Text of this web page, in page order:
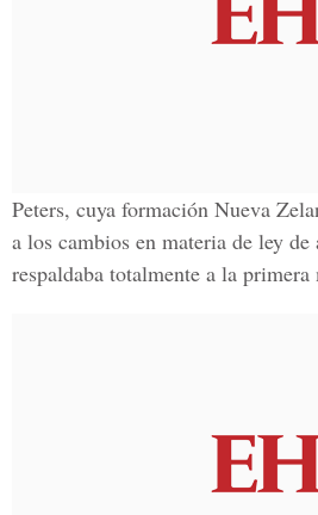
Peters, cuya formación Nueva
a los cambios en materia de ley
respaldaba totalmente a la primera